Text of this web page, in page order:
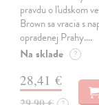
pravdu o ľudskom
Brown sa vracia s
opradenej Prahy.…
Na sklade ?
28,41 €